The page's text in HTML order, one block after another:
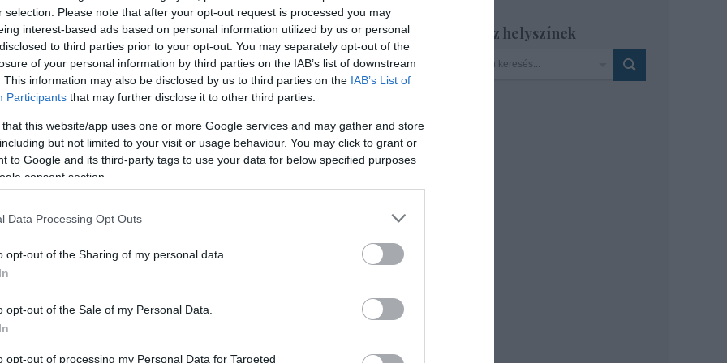
selection. Please note that after your opt-out request is processed you may
interest-based ads based on personal information utilized by us or personal
to third parties prior to your opt-out. You may separately opt-out of the
of your personal information by third parties on the IAB’s list of downstream
This information may also be disclosed by us to third parties on the IAB’s List of
Participants that may further disclose it to other third parties.
that this website/app uses one or more Google services and may gather and store
but not limited to your visit or usage behaviour. You may click to grant or
to Google and its third-party tags to use your data for below specified purposes
consent section.
Data Processing Opt Outs
opt-out of the Sharing of my personal data.
opt-out of the Sale of my Personal Data.
opt-out of processing my Personal Data for Targeted
az évad a Radnóti Színházban
Levélkoncerttel, zenés irodalmi estekkel, bemutatókkal
készülnek az őszi évadkezdésre.
A politikai és gazdasági válság, a migránsok, a
erőszak kérdései hálózták be a fesztivált.
Szinház helyszínek